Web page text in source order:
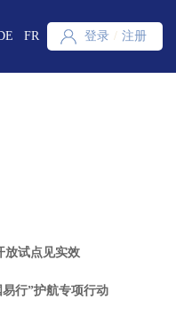
FR 登录 / 注册
放试点见实效
行”护航专项行动